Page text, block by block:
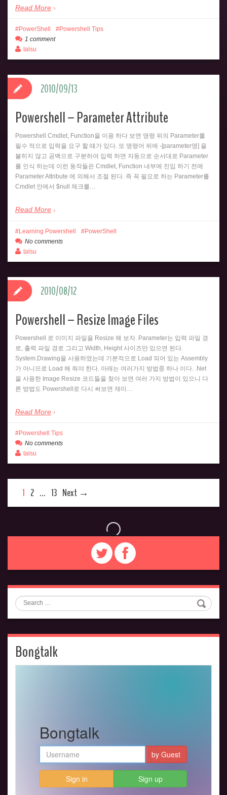
Read More
PowerShell
Powershell Tips
1 comment
talsu
Powershell – Parameter Attribute
Powershell Cmdlet, Function을 이용 하다 보면 명령 뒤의 Parameter를
필수 적으로 입력을 요구 할 때가 있다. 또 명령어 뒤에 -[parameter명] 을
붙히지 않고 공백으로 구분하여 입력 하면 자동으로 순서대로 Parameter
를 인식 하는데 이런 동작들은 Cmdlet, Function 내부에 진입 하기 전에
Parameter Attribute 에 의해서 조절 된다. 즉 꼭 필요로 하는 Parameter를
Cmdlet 안에서 $null 체크를…
Read More
2010/09/13
Learning Powershell
PowerShell
No comments
talsu
Powershell – Resize Image Files
Powershell 로 이미지 파일을 Resize 해 보자. Parameter는 입력 파일 경
로, 출력 파일 경로 그리고 Width, Height 사이즈만 있으면 된다.
System.Drawing을 사용하였는데 기본적으로 Load 되어 있는 Assembly
가 아니므로 Load 해 줘야 한다. 아래는 여러가지 방법중 하나 이다. .Net
을 사용한 Image Resize 코드들을 찾아 보면 여러 가지 방법이 있으니 다
른 방법도 Powershell로 다시 써보면 재미…
Read More
2010/08/12
Powershell Tips
No comments
talsu
1 2 … 13 Next →
Search
Bongtalk